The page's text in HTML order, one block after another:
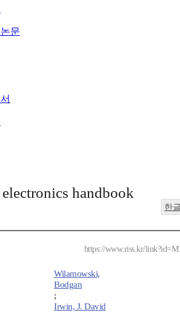
문
handbook
한
https://www.riss.kr/
Wilamowski,
Bodgan
;
Irwin, J. David